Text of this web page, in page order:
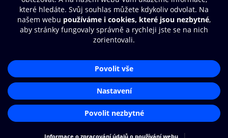
© O2 Czech Republic a.s.
Přístupnost
Zásady zpracování osobních údajů
Nastavení cookies
Aplikace O2 Knihovna
Čti a poslouchej své e-knihy a
audioknihy rychleji a pohodlněji.